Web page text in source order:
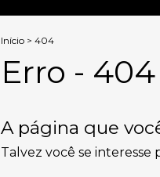
Início > 404
Erro - 404
A página que
Talvez você se